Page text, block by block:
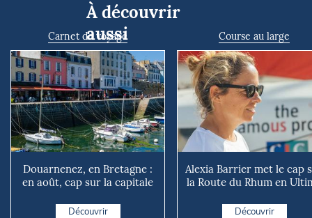
À découvrir
aussi
Carnet de voyage
Douarnenez, en Bretagne :
en août, cap sur la capitale
Découvrir
Course au large
Alexia Barrier met le cap
la Route du Rhum en
Découvrir